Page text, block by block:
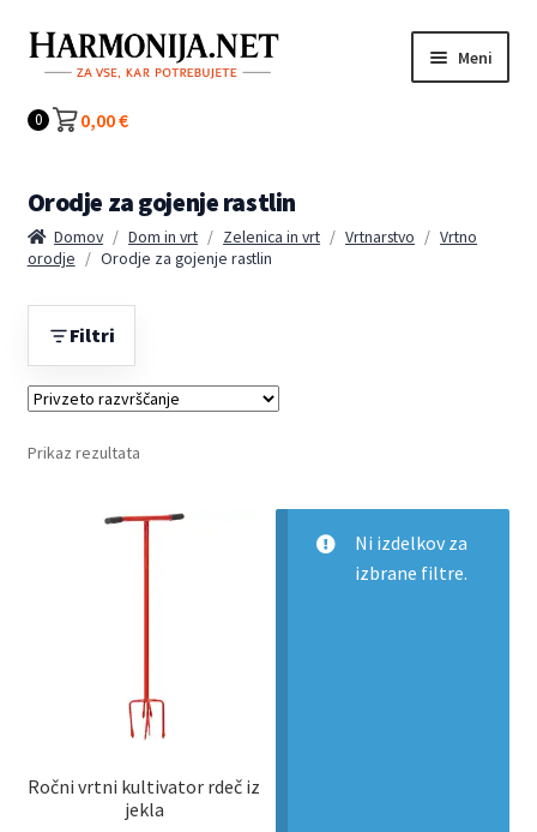
Preskoči
na
navigacijo
Preskoči
na
vsebino
Meni
0 0,00€
Orodje za gojenje rastlin
Domov / Dom in vrt / Zelenica in vrt / Vrtnarstvo / Vrtno
orodje / Orodje za gojenje rastlin
Filtri
Prikaz rezultata
Ročni vrtni kultivator rdeč iz
jekla
Ni izdelkov za
izbrane filtre.